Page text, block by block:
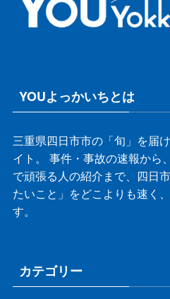
YOUよっかいちとは
三重県四日市市の「旬」を届
イト。 事件・事故の速報から
で頑張る人の紹介まで、四日
たいこと」をどこよりも速く
す。
カテゴリー